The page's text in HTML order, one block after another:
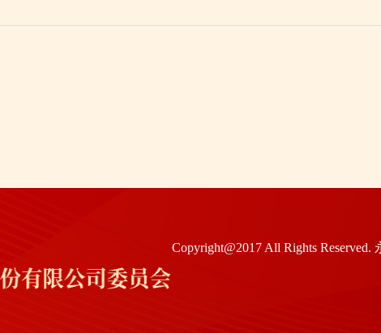
Copyright@2017 All Rights